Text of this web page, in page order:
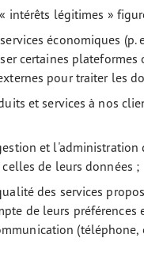
intérêts légitimes »
économiques (p.
certaines plateformes
pour traiter les
et services à nos
et l'administration
de leurs données ;
des services
de leurs préférences
(téléphone,